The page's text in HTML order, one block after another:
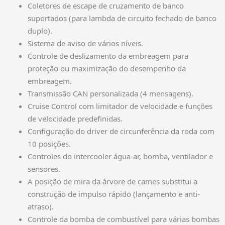
Coletores de escape de cruzamento de banco
suportados (para lambda de circuito fechado de banco
duplo).
Sistema de aviso de vários níveis.
Controle de deslizamento da embreagem para
proteção ou maximização do desempenho da
embreagem.
Transmissão CAN personalizada (4 mensagens).
Cruise Control com limitador de velocidade e funções
de velocidade predefinidas.
Configuração do driver de circunferência da roda com
10 posições.
Controles do intercooler água-ar, bomba, ventilador e
sensores.
A posição de mira da árvore de cames substitui a
construção de impulso rápido (lançamento e anti-
atraso).
Controle da bomba de combustível para várias bombas